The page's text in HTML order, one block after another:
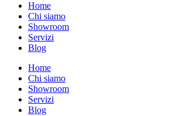
Home
Chi siamo
Showroom
Servizi
Blog
Home
Chi siamo
Showroom
Servizi
Blog